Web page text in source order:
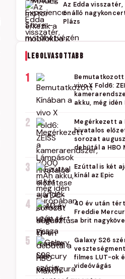
Az Edda visszatér,
önálló
Plázs
LEGOLVASOTTABB
1
Bemutatkozott
vivo X Fold6:
akku, még idén
2
Megérkezett a
hivatalos
sorozat
debütál a HBO
3
Ezúttal is két
kínál az Epic
4
40 év után
Freddie
a brit
5
Galaxy S26
filmes LUT-ok
videóvágás